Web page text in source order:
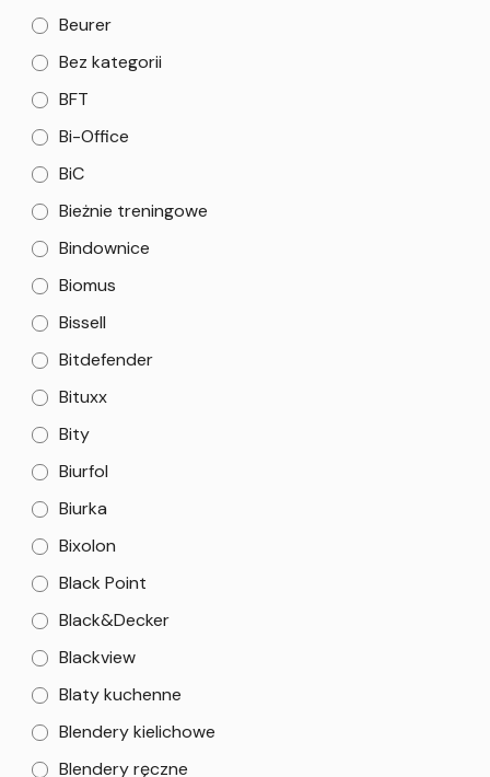
Beurer
Bez kategorii
BFT
Bi-Office
BiC
Bieżnie treningowe
Bindownice
Biomus
Bissell
Bitdefender
Bituxx
Bity
Biurfol
Biurka
Bixolon
Black Point
Black&Decker
Blackview
Blaty kuchenne
Blendery kielichowe
Blendery ręczne